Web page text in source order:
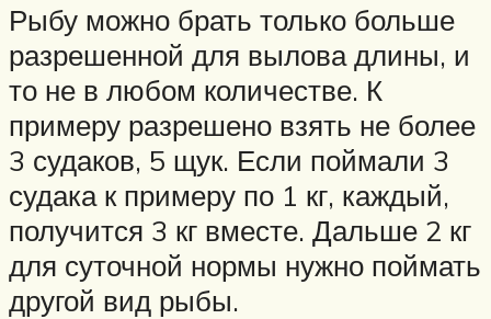
Рыбу можно брать только больше
разрешенной для вылова длины, и
то не в любом количестве. К
примеру разрешено взять не более
3 судаков, 5 щук. Если поймали 3
судака к примеру по 1 кг, каждый,
получится 3 кг вместе. Дальше 2 кг
для суточной нормы нужно поймать
другой вид рыбы.